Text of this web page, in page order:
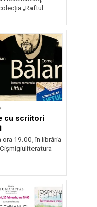
„Raftul
cu scriitori
ora 19.00, în librăria